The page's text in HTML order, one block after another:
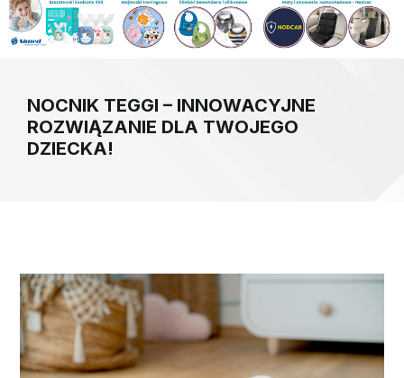
NOCNIK TEGGI – INNOWACYJNE
ROZWIĄZANIE DLA TWOJEGO
DZIECKA!